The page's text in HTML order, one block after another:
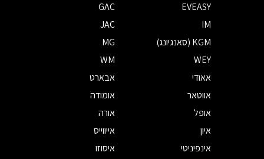
EVEASY
GAC
IM
JAC
KGM (סאנגיונג)
MG
WEY
WM
אאודי
אבארט
אווטאר
אומודה
אופל
אורה
איון
אייווייס
אינפיניטי
איסוזו